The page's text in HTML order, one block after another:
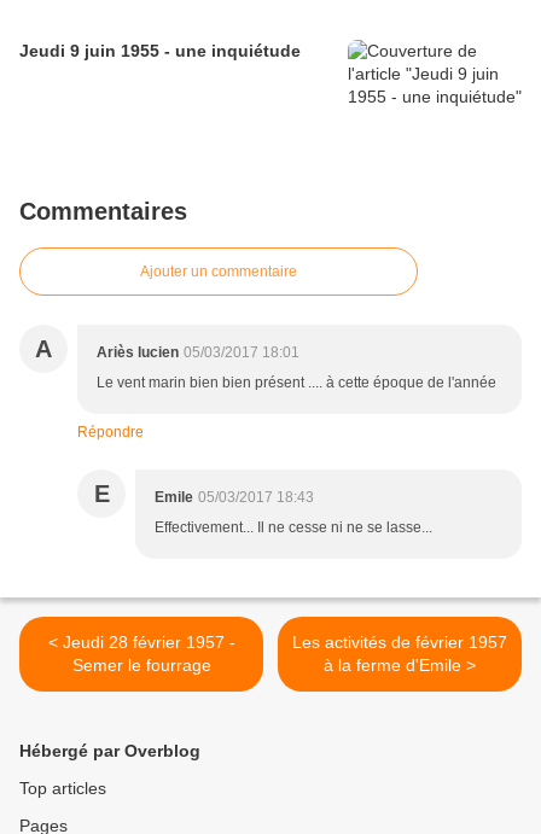
Jeudi 9 juin 1955 - une inquiétude
Commentaires
Ajouter un commentaire
A Ariès lucien 05/03/2017 18:01
Le vent marin bien bien présent .... à cette époque de l'année
Répondre
E Emile 05/03/2017 18:43
Effectivement... Il ne cesse ni ne se lasse...
< Jeudi 28 février 1957 -
Semer le fourrage
Les activités de février 1957
à la ferme d'Emile >
Hébergé par Overblog
Top articles
Pages